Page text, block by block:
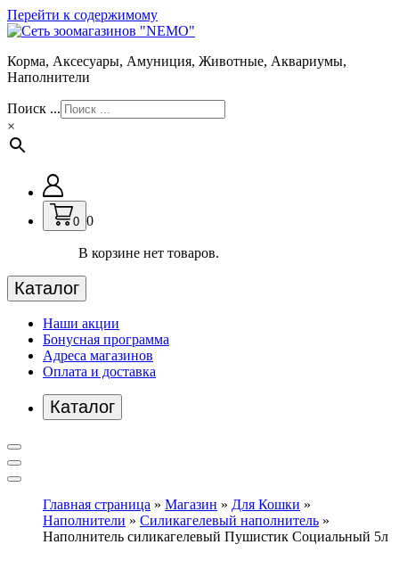
Перейти к содержимому
Корма, Аксесуары, Амуниция, Животные, Аквариумы,
Наполнители
Поиск ...
×
0 0
В корзине нет товаров.
Каталог
Наши акции
Бонусная программа
Адреса магазинов
Оплата и доставка
Каталог
Главная страница » Магазин » Для Кошки »
Наполнители » Силикагелевый наполнитель »
Наполнитель силикагелевый Пушистик Социальный 5л